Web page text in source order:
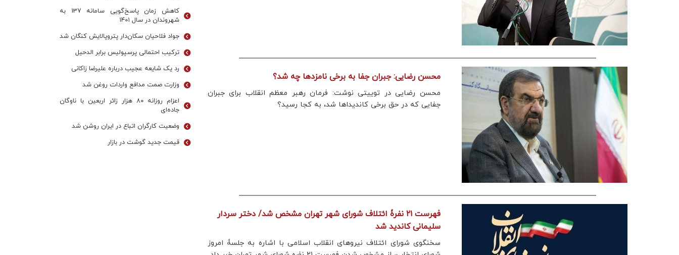
محسن رضایی: جبران جفا به برخی نامزدها چه شد؟
محسن رضایی در توییتی نوشت: فرمان رهبر معظم انقلاب برای جبران
جفایی که در حق برخی کاندیداها شد، به کجا رسید؟
فهرست ۲۱ نفرۀ ائتلاف شورای شهر تهران مشخص شد/ دختر سردار
سلیمانی کاندید شد
سخنگوی شورای ائتلاف نیروهای انقلاب اسلامی با اشاره به جلسۀ امروز
کاهش زمان پاسخ‌گویی سامانه 137 به
شهروندان در سال ۱۴۰۱
جواد فلاحیان سکان‌دار پتروپالایش کنگان شد
ترکیب احتمالی پرسپولیس برابر الدحیل
رد یک شایعه عجیب درباره علیرضا زاکانی
وزارت صمت مدافع واردات روغن شد
اعزام روزانه ۸۰ هزار زائر اربعین با ناوگان
جاده‌ای
وضعیت کارگران اتباع در ایران روشن شد
قیمت جدید گوشت در بازار